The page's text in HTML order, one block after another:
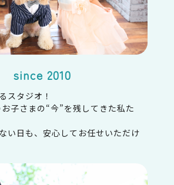
since 2010
スタジオ！
子さまの“今”を残してきた私た
い日も、安心してお任せいただけ
ト及び業務の改善等のため
に付随する目的
変更
的が変更前と関連性を有すると合
とします。
を行った場合には、変更後の目的
ェブサイト上に公表するものとしま
三者提供